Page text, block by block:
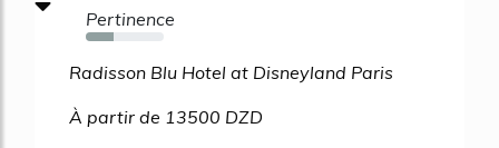
Pertinence
35%
Radisson Blu Hotel at Disneyland Paris
À partir de 13500 DZD